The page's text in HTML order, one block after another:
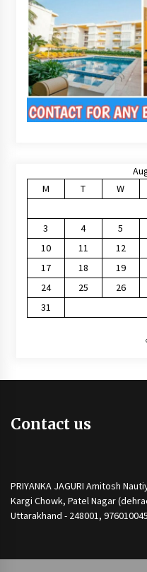
M
T W
3
4 5
10
11 12
17
18 19
24
25 26
31
Contact us
PRIYANKA JAGURI Amitosh
Kargi Chowk, Patel Nagar
Uttarakhand - 248001,